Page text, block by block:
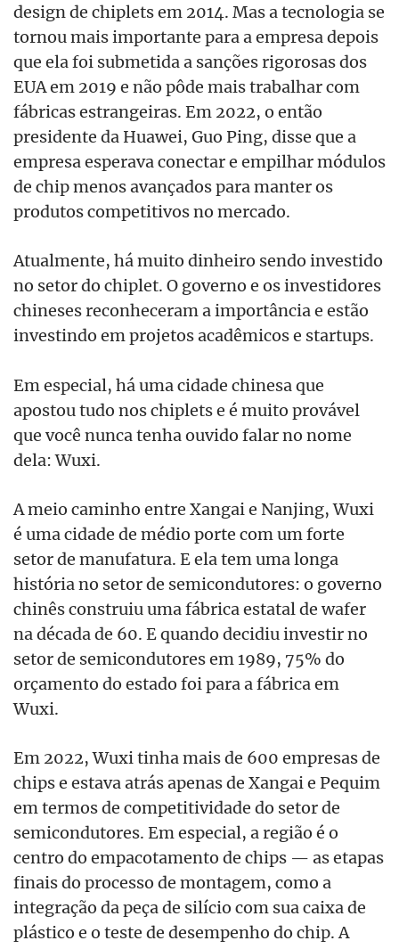
design de chiplets em 2014. Mas a tecnologia se
tornou mais importante para a empresa depois
que ela foi submetida a sanções rigorosas dos
EUA em 2019 e não pôde mais trabalhar com
fábricas estrangeiras. Em 2022, o então
presidente da Huawei, Guo Ping, disse que a
empresa esperava conectar e empilhar módulos
de chip menos avançados para manter os
produtos competitivos no mercado.
Atualmente, há muito dinheiro sendo investido
no setor do chiplet. O governo e os investidores
chineses reconheceram a importância e estão
investindo em projetos acadêmicos e startups.
Em especial, há uma cidade chinesa que
apostou tudo nos chiplets e é muito provável
que você nunca tenha ouvido falar no nome
dela: Wuxi.
A meio caminho entre Xangai e Nanjing, Wuxi
é uma cidade de médio porte com um forte
setor de manufatura. E ela tem uma longa
história no setor de semicondutores: o governo
chinês construiu uma fábrica estatal de wafer
na década de 60. E quando decidiu investir no
setor de semicondutores em 1989, 75% do
orçamento do estado foi para a fábrica em
Wuxi.
Em 2022, Wuxi tinha mais de 600 empresas de
chips e estava atrás apenas de Xangai e Pequim
em termos de competitividade do setor de
semicondutores. Em especial, a região é o
centro do empacotamento de chips — as etapas
finais do processo de montagem, como a
integração da peça de silício com sua caixa de
plástico e o teste de desempenho do chip. A